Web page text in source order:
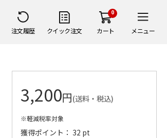
注文履歴 クイック注文
0
カート メニュー
3,200円(送料・税込)
※軽減税率対象
獲得ポイント： 32 pt